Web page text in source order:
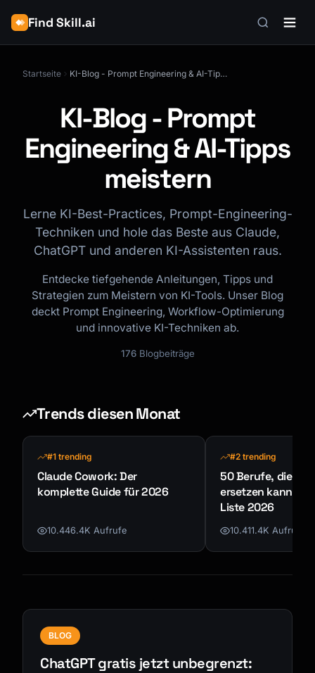
Find Skill.ai
Startseite KI-Blog - Prompt Engineering & AI-Tipps meistern
KI-Blog - Prompt
Engineering & AI-Tipps
meistern
Lerne KI-Best-Practices, Prompt-Engineering-
Techniken und hole das Beste aus Claude,
ChatGPT und anderen KI-Assistenten raus.
Entdecke tiefgehende Anleitungen, Tipps und
Strategien zum Meistern von KI-Tools. Unser Blog
deckt Prompt Engineering, Workflow-Optimierung
und innovative KI-Techniken ab.
176Blogbeiträge
Trends diesen Monat
#1 trending
Claude Cowork: Der
komplette Guide für 2026
10.446.4K Aufrufe
#2 trending
50 Berufe, die KI
ersetzen kann -
Liste 2026
10.411.4K Aufrufe
BLOG
ChatGPT gratis jetzt unbegrenzt: